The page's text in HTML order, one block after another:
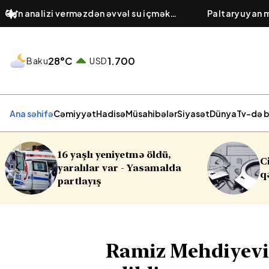
Qan analizi verməzdən əvvəl su içmək
olarmı? – Nəticəni dəyişən nüanslar
Paltaryuyan
sonra açıq
Baku28°C USD1.700
Ana səhifəCəmiyyətHadisəMüsahibələrSiyasətDünyaTv-də
Cinayət işləri ilə bağlı vacib
qərar
Ramiz